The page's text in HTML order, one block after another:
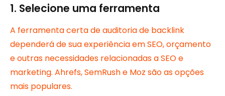
1. Selecione uma ferramenta
A ferramenta certa de auditoria de backlink
dependerá de sua experiência em SEO, orçamento
e outras necessidades relacionadas a SEO e
marketing. Ahrefs, SemRush e Moz são as opções
mais populares.